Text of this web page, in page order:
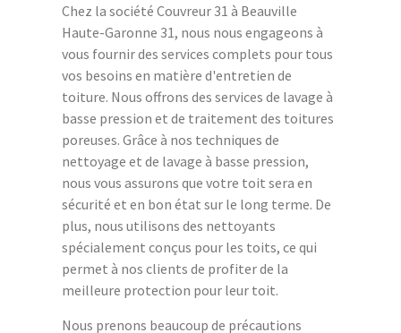
Chez la société Couvreur 31 à Beauville
Haute-Garonne 31, nous nous engageons à
vous fournir des services complets pour tous
vos besoins en matière d'entretien de
toiture. Nous offrons des services de lavage à
basse pression et de traitement des toitures
poreuses. Grâce à nos techniques de
nettoyage et de lavage à basse pression,
nous vous assurons que votre toit sera en
sécurité et en bon état sur le long terme. De
plus, nous utilisons des nettoyants
spécialement conçus pour les toits, ce qui
permet à nos clients de profiter de la
meilleure protection pour leur toit.
Nous prenons beaucoup de précautions